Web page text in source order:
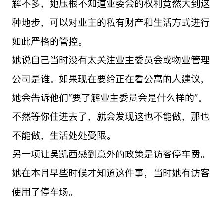
解不多，她压根不知道业委会的权利竟然大到这
种地步，可以对业主的私有财产和生活方式进行
如此严格的管控。
她说自己当时没有太关注业主委员会或物业管理
公司是谁。如果现在要给正在看公寓的人建议，
她会告诉他们“要了解业主委员会是什么样的”。
不然等你住进去了，就会发现这也不能做，那也
不能做，生活处处受限。
另一项让吴凯西感到意外的政策是访客停车费。
她在本月早些时候才知道这件事，当时她有访客
使用了停车场。